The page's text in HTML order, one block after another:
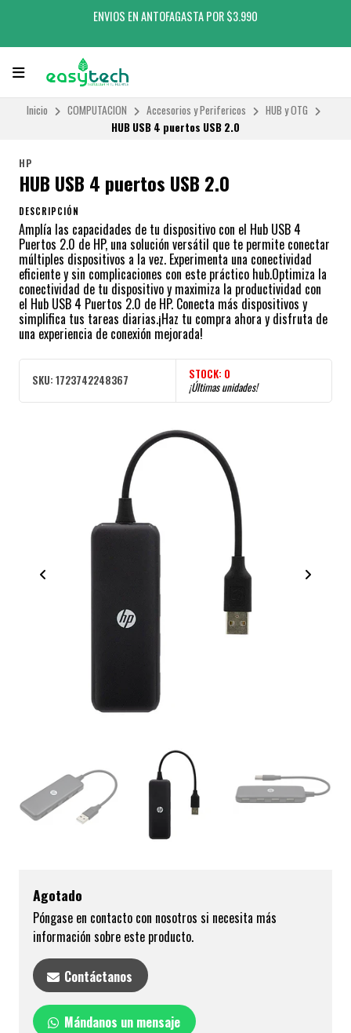
ENVIOS EN ANTOFAGASTA POR $3.990
Inicio COMPUTACION Accesorios y Perifericos
HUB y OTG
HUB USB 4 puertos USB 2.0
HP
HUB USB 4 puertos USB 2.0
DESCRIPCIÓN
Amplía las capacidades de tu dispositivo con el Hub USB 4
Puertos 2.0 de HP, una solución versátil que te permite conectar
múltiples dispositivos a la vez. Experimenta una conectividad
eficiente y sin complicaciones con este práctico hub.Optimiza la
conectividad de tu dispositivo y maximiza la productividad con
el Hub USB 4 Puertos 2.0 de HP. Conecta más dispositivos y
simplifica tus tareas diarias.¡Haz tu compra ahora y disfruta de
una experiencia de conexión mejorada!
SKU: 1723742248367 STOCK: 0
¡Últimas unidades!
Agotado
Póngase en contacto con nosotros si necesita más
información sobre este producto.
Contáctanos
Mándanos un mensaje